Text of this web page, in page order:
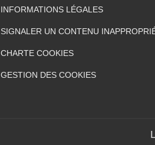
INFORMATIONS LÉGALES
SIGNALER UN CONTENU
CHARTE COOKIES
GESTION DES COOKIES